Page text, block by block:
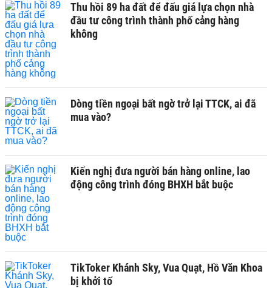
Thu hồi 89 ha đất để đấu giá lựa chọn nhà
đầu tư công trình thành phố cảng hàng
không
Dòng tiền ngoại bất ngờ trở lại TTCK, ai đã
mua vào?
Kiến nghị đưa người bán hàng online, lao
động công trình đóng BHXH bắt buộc
TikToker Khánh Sky, Vua Quạt, Hồ Văn Khoa
bị khởi tố